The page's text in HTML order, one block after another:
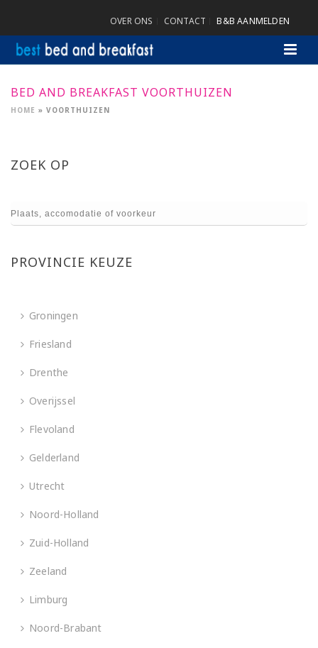
OVER ONS CONTACT B&B AANMELDEN
BED AND BREAKFAST VOORTHUIZEN
HOME » VOORTHUIZEN
ZOEK OP
PROVINCIE KEUZE
Groningen
Friesland
Drenthe
Overijssel
Flevoland
Gelderland
Utrecht
Noord-Holland
Zuid-Holland
Zeeland
Limburg
Noord-Brabant